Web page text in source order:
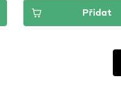
Přidat